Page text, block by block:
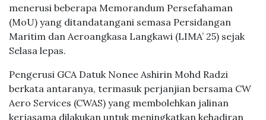
menerusi beberapa Memorandum Persefahaman
(MoU) yang ditandatangani semasa Persidangan
Maritim dan Aeroangkasa Langkawi (LIMA’ 25) sejak
Selasa lepas.
Pengerusi GCA Datuk Nonee Ashirin Mohd Radzi
berkata antaranya, termasuk perjanjian bersama CW
Aero Services (CWAS) yang membolehkan jalinan
kerjasama dilakukan untuk meningkatkan kehadiran